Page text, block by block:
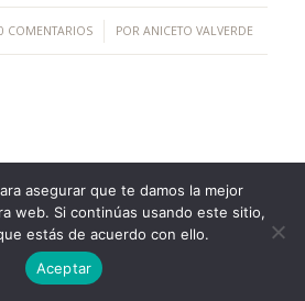
COMENTARIOS
/ POR ANICETO VALVERDE
Sistemas, Informática y
asegurar que te damos la mejor
web. Si continúas usando este sitio,
estás de acuerdo con ello.
Aceptar